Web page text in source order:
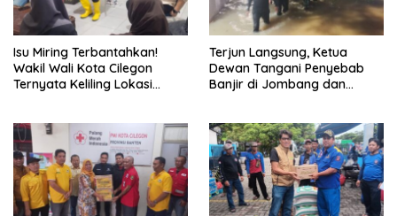
Isu Miring Terbantahkan!
Wakil Wali Kota Cilegon
Ternyata Keliling Lokasi
Terjun Langsung, Ketua
Dewan Tangani Penyebab
Banjir di Jombang dan